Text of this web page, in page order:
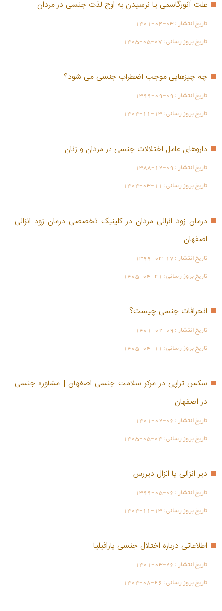
علت آنورگاسمی یا نرسیدن به اوج لذت جنسی در مردان
تاریخ انتشار :1401-04-03
تاریخ بروز رسانی :1405-05-07
چه چیزهایی موجب اضطراب جنسی می شود؟
تاریخ انتشار :1399-09-09
تاریخ بروز رسانی :1404-11-13
داروهای عامل اختلالات جنسی در مردان و زنان
تاریخ انتشار :1388-12-09
تاریخ بروز رسانی : 1404-03-11
درمان زود انزالی مردان در کلینیک تخصصی درمان زود انزالی
اصفهان
تاریخ انتشار :1399-03-17
تاریخ بروز رسانی : 1405-04-21
انحرافات جنسی چیست؟
تاریخ انتشار :1401-02-09
تاریخ بروز رسانی : 1405-04-11
سکس تراپی در مرکز سلامت جنسی اصفهان | مشاوره جنسی
در اصفهان
تاریخ انتشار :1401-02-06
تاریخ بروز رسانی :1405-05-04
دیر انزالی یا انزال دیررس
تاریخ انتشار :1399-05-06
تاریخ بروز رسانی :1404-11-13
اطلاعاتی درباره اختلال جنسی پارافیلیا
تاریخ انتشار :1401-03-26
تاریخ بروز رسانی :1404-08-26